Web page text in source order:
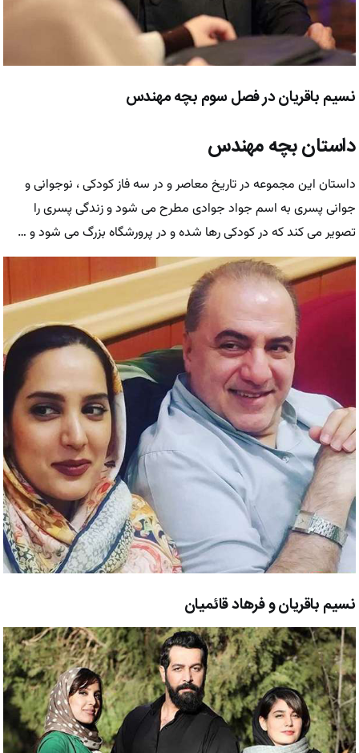
نسیم باقریان در فصل سوم بچه مهندس
داستان بچه مهندس
داستان این مجموعه در تاریخ معاصر و در سه فاز کودکی ، نوجوانی و
جوانی پسری به اسم جواد جوادی مطرح می شود و زندگی پسری را
تصویر می کند که در کودکی رها شده و در پرورشگاه بزرگ می شود و …
نسیم باقریان و فرهاد قائمیان